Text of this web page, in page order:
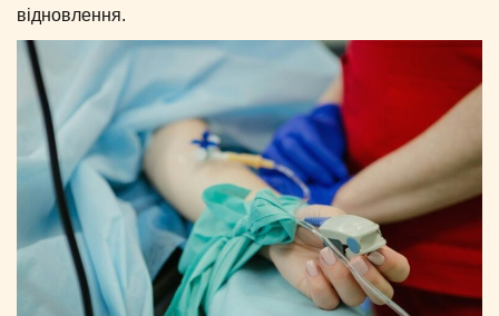
відновлення.